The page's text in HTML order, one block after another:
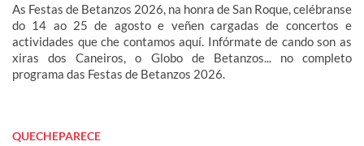
As Festas de Betanzos 2026, na honra de San Roque, celébranse
do 14 ao 25 de agosto e veñen cargadas de concertos e
actividades que che contamos aquí. Infórmate de cando son as
xiras dos Caneiros, o Globo de Betanzos... no completo
programa das Festas de Betanzos 2026.
QUECHEPARECE